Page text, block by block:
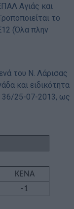
Αγιάς και
το
(Όλα πλην
του Ν. Λάρισας
και ειδικότητα
36/25-07-2013, ως
ΚΕΝΑ
-1